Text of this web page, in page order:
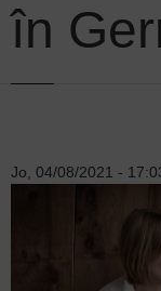
în
Jo, 04/08/2021 -